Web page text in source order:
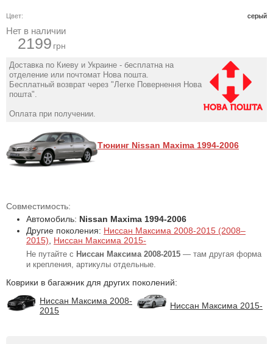
Цвет: серый
Нет в наличии
2199 грн
Доставка по Киеву и Украине - бесплатна на
отделение или почтомат Нова пошта.
Бесплатный возврат через "Легке Повернення Нова
пошта".
Оплата при получении.
Тюнинг Nissan Maxima 1994-2006
Совместимость:
Автомобиль: Nissan Maxima 1994-2006
Другие поколения: Ниссан Максима 2008-2015 (2008–
2015)
Ниссан Максима 2015-
Не путайте с Ниссан Максима 2008-2015 — там другая форма
и крепления, артикулы отдельные.
Коврики в багажник для других поколений:
Ниссан Максима 2008-
2015
Ниссан Максима 2015-